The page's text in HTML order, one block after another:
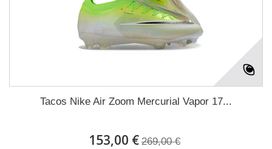
Tacos Nike Air Zoom Mercurial Vapor 17...
153,00 € 269,00 €